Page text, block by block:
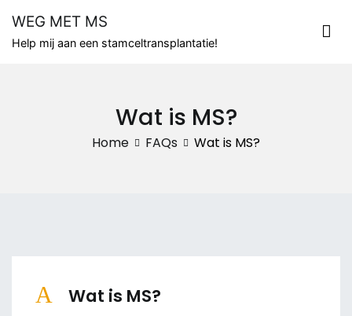
inhoud
WEG MET MS
Help mij aan een stamceltransplantatie!
Wat is MS?
Home FAQs Wat is MS?
A Wat is MS?